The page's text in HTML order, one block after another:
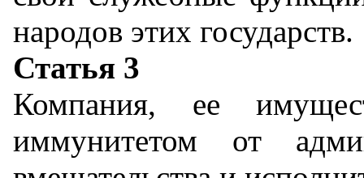
народов этих государств.
Статья 3
Компания, ее
иммунитетом от